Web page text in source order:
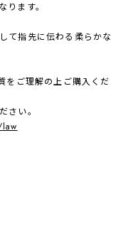
ます。
て指先に伝わる柔らかな
ご理解の上ご購入くだ
さい。